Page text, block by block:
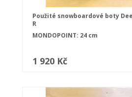
Použité snowboardové boty
R
MONDOPOINT: 24 cm
1 920 Kč